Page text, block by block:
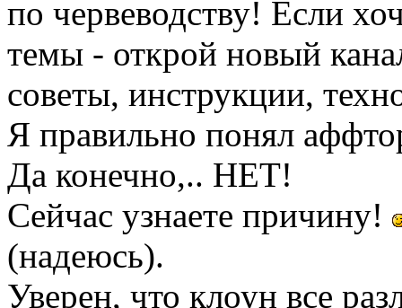
по червеводству! Если
темы - открой новый
советы, инструкции,
Я правильно понял
Да конечно,.. НЕТ!
Сейчас узнаете причину!
(надеюсь).
Уверен, что клоун все